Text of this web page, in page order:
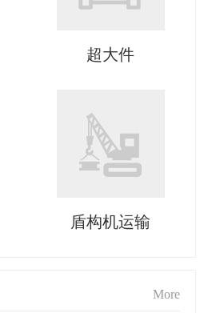
超大件
盾构机运输
More